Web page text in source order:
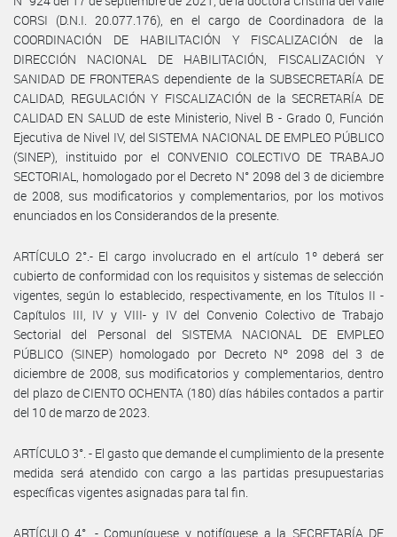
CORSI (D.N.I. 20.077.176), en el cargo de Coordinadora de la
COORDINACIÓN DE HABILITACIÓN Y FISCALIZACIÓN de la
DIRECCIÓN NACIONAL DE HABILITACIÓN, FISCALIZACIÓN Y
SANIDAD DE FRONTERAS dependiente de la SUBSECRETARÍA DE
CALIDAD, REGULACIÓN Y FISCALIZACIÓN de la SECRETARÍA DE
CALIDAD EN SALUD de este Ministerio, Nivel B - Grado 0, Función
Ejecutiva de Nivel IV, del SISTEMA NACIONAL DE EMPLEO PÚBLICO
(SINEP), instituido por el CONVENIO COLECTIVO DE TRABAJO
SECTORIAL, homologado por el Decreto N° 2098 del 3 de diciembre
de 2008, sus modificatorios y complementarios, por los motivos
enunciados en los Considerandos de la presente.
ARTÍCULO 2°.- El cargo involucrado en el artículo 1º deberá ser
cubierto de conformidad con los requisitos y sistemas de selección
vigentes, según lo establecido, respectivamente, en los Títulos II -
Capítulos III, IV y VIII- y IV del Convenio Colectivo de Trabajo
Sectorial del Personal del SISTEMA NACIONAL DE EMPLEO
PÚBLICO (SINEP) homologado por Decreto Nº 2098 del 3 de
diciembre de 2008, sus modificatorios y complementarios, dentro
del plazo de CIENTO OCHENTA (180) días hábiles contados a partir
del 10 de marzo de 2023.
ARTÍCULO 3°. - El gasto que demande el cumplimiento de la presente
medida será atendido con cargo a las partidas presupuestarias
específicas vigentes asignadas para tal fin.
ARTÍCULO 4°. - Comuníquese y notifíquese a la SECRETARÍA DE